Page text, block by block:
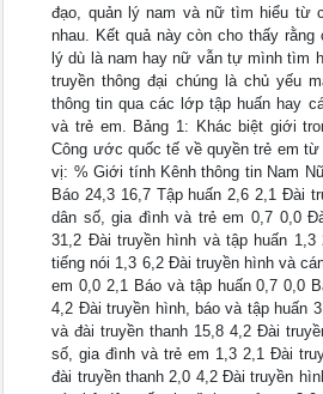
đạo, quản lý nam và nữ tìm hiểu từ
nhau. Kết quả này còn cho thấy rằng
lý dù là nam hay nữ vẫn tự mình tìm
truyền thông đại chúng là chủ yếu
thông tin qua các lớp tập huấn hay
và trẻ em. Bảng 1: Khác biệt giới
Công ước quốc tế về quyền trẻ em
vị: % Giới tính Kênh thông tin Nam
Báo 24,3 16,7 Tập huấn 2,6 2,1 Đài
dân số, gia đình và trẻ em 0,7 0,0
31,2 Đài truyền hình và tập huấn
tiếng nói 1,3 6,2 Đài truyền hình và
em 0,0 2,1 Báo và tập huấn 0,7 0,0
4,2 Đài truyền hình, báo và tập huấn
và đài truyền thanh 15,8 4,2 Đài
số, gia đình và trẻ em 1,3 2,1 Đài
đài truyền thanh 2,0 4,2 Đài truyền